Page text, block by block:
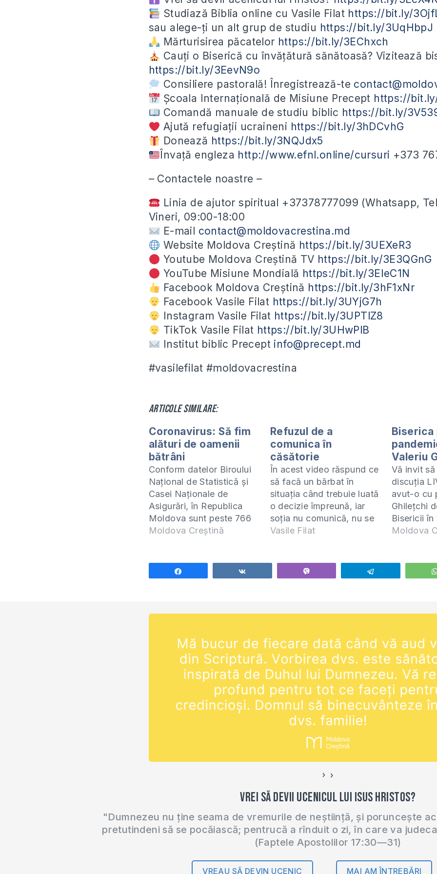
Studiază Biblia online cu Vasile Filat https://bit.ly/
sau alege-ți un alt grup de studiu https://bit.ly/3UqHbpJ
Mărturisirea păcatelor https://bit.ly/3EChxch
Cauți o Biserică cu învățătură sănătoasă? Vizitează
https://bit.ly/3EevN9o
Consiliere pastorală! Înregistrează-te
Școala Internațională de Misiune Precept https://
Comandă manuale de studiu biblic https://bit.ly/
Ajută refugiații ucraineni https://bit.ly/3hDCvhG
Donează https://bit.ly/3NQJdx5
Învață engleza http://www.efnl.online/cursuri +373
– Contactele noastre –
Linia de ajutor spiritual +37378777099 (Whatsapp,
Vineri, 09:00-18:00
E-mail contact@moldovacrestina.md
Website Moldova Creștină https://bit.ly/3UEXeR3
Youtube Moldova Creștină TV https://bit.ly/3E3QGnG
YouTube Misiune Mondială https://bit.ly/3EIeC1N
Facebook Moldova Creștină https://bit.ly/3hF1xNr
Facebook Vasile Filat https://bit.ly/3UYjG7h
Instagram Vasile Filat https://bit.ly/3UPTlZ8
TikTok Vasile Filat https://bit.ly/3UHwPlB
Institut biblic Precept info@precept.md
#vasilefilat #moldovacrestina
Articole similare:
Coronavirus: Să fim
alături de oamenii
bătrâni
Conform datelor Biroului
Naţional de Statistică şi
Casei Naţionale de
Asigurări, în Republica
Moldova sunt peste 766
de mii de pensionari şi
numărul salariaţilor a fost,
anul trecut, puţin peste
Fac un…
Moldova Creștină
Refuzul de a
comunica în
căsătorie
În acest video răspund ce
să facă un bărbat în
situația când trebuie luată
o decizie împreună, iar
soția nu comunică, nu se
supune, vorbește doar pe
situație? Cu ocazia
Crăciunului am elaborat o
invit…
Vasile Filat
Valeriu
Vă invit să
discuția
avut-o cu
Ghilețchi
Bisericii
pandemii
https://
de-frica-
ie-
Урок-
https://
Lesson
lui Isus
https://
ucenicul-
Anunț
Moldova
‹ ›
Vrei să devii ucenicul lui Isus Hristos?
"Dumnezeu nu ține seama de vremurile de neștiință, și poruncește
pretutindeni să se pocăiască; pentrucă a rînduit o zi, în care va
(Faptele Apostolilor 17:30—31)
VREAU SĂ DEVIN UCENIC MAI AM ÎNTREBĂRI